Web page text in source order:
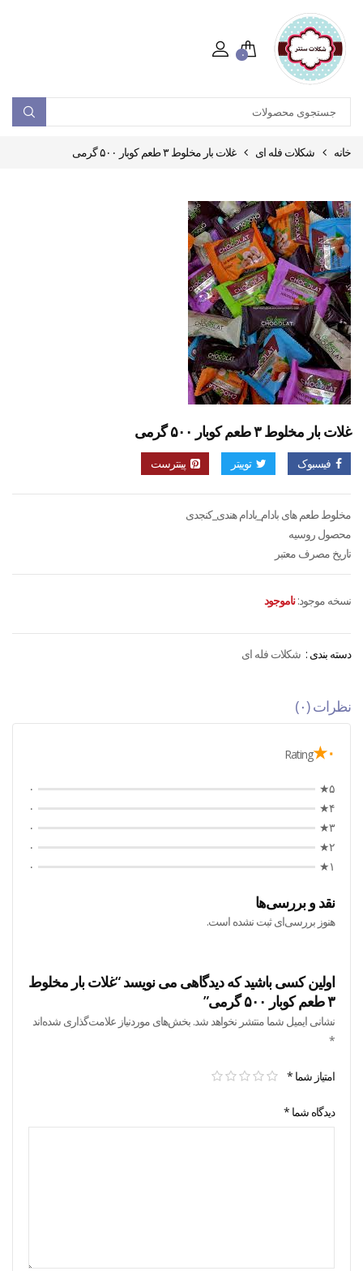
۰
خانه شکلات فله ای غلات بار مخلوط ۳ طعم کوبار ۵۰۰ گرمی
غلات بار مخلوط ۳ طعم کوبار ۵۰۰ گرمی
فیسبوک توییتر پینترست
مخلوط طعم های بادام_بادام هندی_کنجدی
محصول روسیه
تاریخ مصرف معتبر
نسخه موجود: ناموجود
دسته بندی : شکلات فله ای
نظرات (۰)
۰★ Rating
۵★
۰
۴★
۰
۳★
۰
۲★
۰
۱★
۰
نقد و بررسی‌ها
هنوز بررسی‌ای ثبت نشده است.
اولین کسی باشید که دیدگاهی می نویسد “غلات بار مخلوط
۳ طعم کوبار ۵۰۰ گرمی”
نشانی ایمیل شما منتشر نخواهد شد. بخش‌های موردنیاز علامت‌گذاری شده‌اند
*
امتیاز شما *
دیدگاه شما *